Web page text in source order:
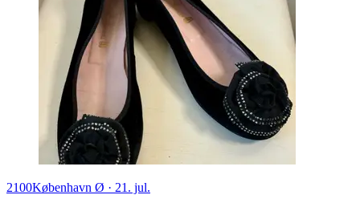
2100København Ø · 21. jul.